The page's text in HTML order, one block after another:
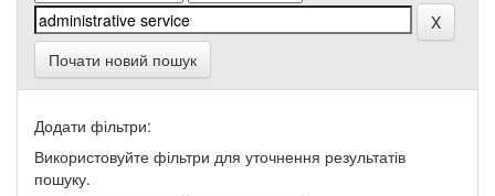
Почати новий пошук
Додати фільтри:
Використовуйте фільтри для уточнення результатів
пошуку.